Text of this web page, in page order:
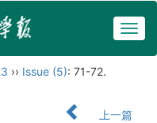
›› Issue (5): 71-72.
上一篇